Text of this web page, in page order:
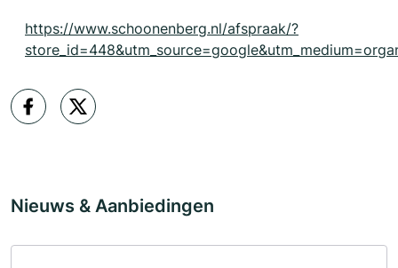
https://www.schoonenberg.nl/afspraak/?
Nieuws & Aanbiedingen